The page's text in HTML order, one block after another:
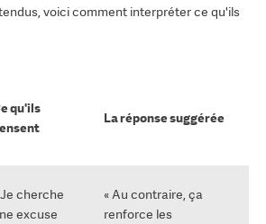
voici comment interpréter ce qu'ils
qu'ils
La réponse suggérée
Je cherche
excuse
« Au contraire, ça
renforce les